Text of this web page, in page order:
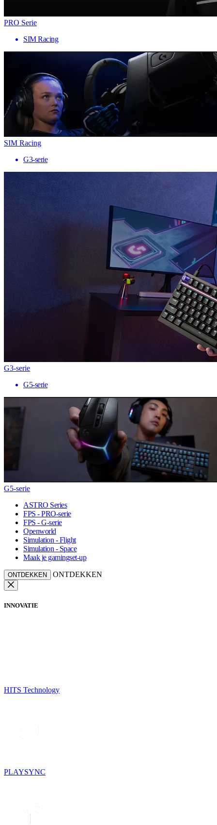
PRO Serie
SIM Racing
SIM Racing
G3-serie
G3-serie
G5-serie
G5-serie
ASTRO Series
FPS - PRO-serie
FPS - G-serie
Openworld
Simulation - Flight
Simulation - Space
Maak je gamingset-up
ONTDEKKEN ONTDEKKEN
INNOVATIE
HITS Technology
PLAYSYNC